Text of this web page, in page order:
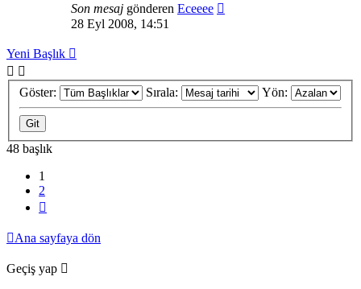
Son mesaj gönderen Eceeee
28 Eyl 2008, 14:51
Yeni Başlık
Göster: Sırala: Yön:
48 başlık
1
2
Ana sayfaya dön
Geçiş yap